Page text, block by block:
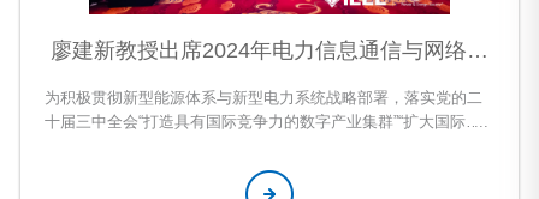
廖建新教授出席2024年电力信息通信与网络安
为积极贯彻新型能源体系与新型电力系统战略部署，落实党的二
十届三中全会“打造具有国际竞争力的数字产业集群”“扩大国际科